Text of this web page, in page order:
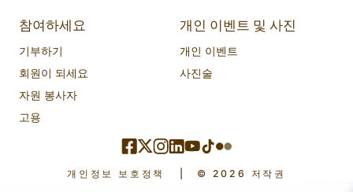
참여하세요
기부하기
회원이 되세요
자원 봉사자
고용
개인 이벤트 및 사진
개인 이벤트
사진술
개인정보 보호정책 © 2026 저작권